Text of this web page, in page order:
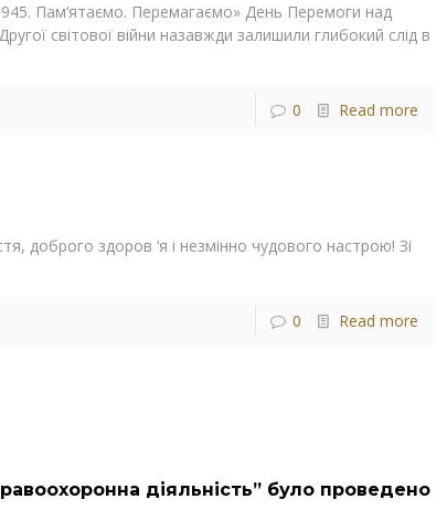
Пам‘ятаємо. Перемагаємо» День Перемоги над
світової війни назавжди залишили глибокий слід в
0 Read more
доброго здоров ‘я і незмінно чудового настрою! Зі
0 Read more
діяльність” було проведено